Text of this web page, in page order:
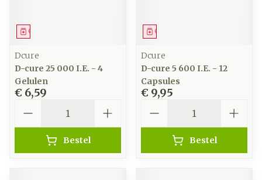
Geneesmiddel
Dcure
D-cure 25 000 I.E. - 4
Gelulen
€ 6,59
Bestel
Geneesmiddel
Dcure
D-cure 5 600 I.E. - 12
Capsules
€ 9,95
Bestel